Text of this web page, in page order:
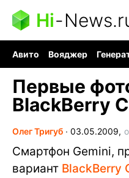
Hi-
Авито Вояджер
Первые
BlackBerry
Олег Тригуб ∙ 03.05.2009,
Смартфон Gemini,
вариант BlackBerry